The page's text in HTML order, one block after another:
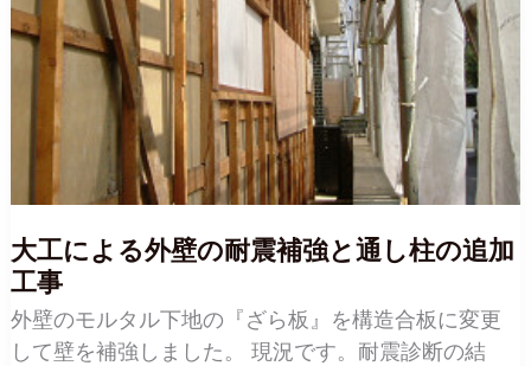
平
屋
の
家
て
に
改
修
寺
市）
大工による外壁の耐震補強と通し柱の追加
工事
外壁のモルタル下地の『ざら板』を構造合板に変更
して壁を補強しました。 現況です。耐震診断の結